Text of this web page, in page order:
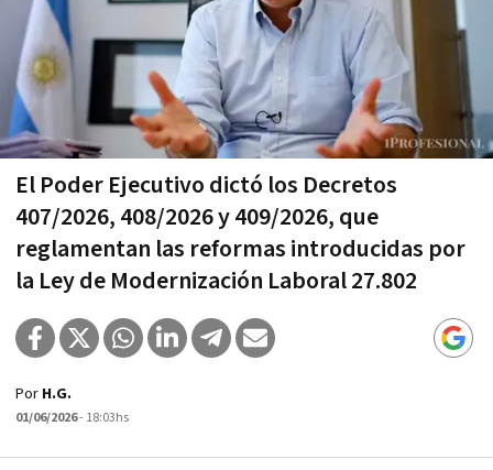
El Poder Ejecutivo dictó los Decretos
407/2026, 408/2026 y 409/2026, que
reglamentan las reformas introducidas por
la Ley de Modernización Laboral 27.802
Por H.G.
01/06/2026- 18:03hs